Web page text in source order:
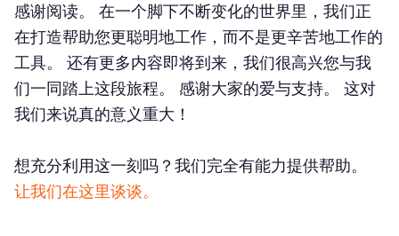
感谢阅读。 在一个脚下不断变化的世界里，我们正
在打造帮助您更聪明地工作，而不是更辛苦地工作的
工具。 还有更多内容即将到来，我们很高兴您与我
们一同踏上这段旅程。 感谢大家的爱与支持。 这对
我们来说真的意义重大！
想充分利用这一刻吗？我们完全有能力提供帮助。
让我们在这里谈谈。